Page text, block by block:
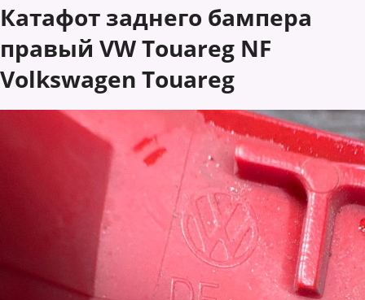
Катафот заднего бампера
правый VW Touareg NF
Volkswagen Touareg